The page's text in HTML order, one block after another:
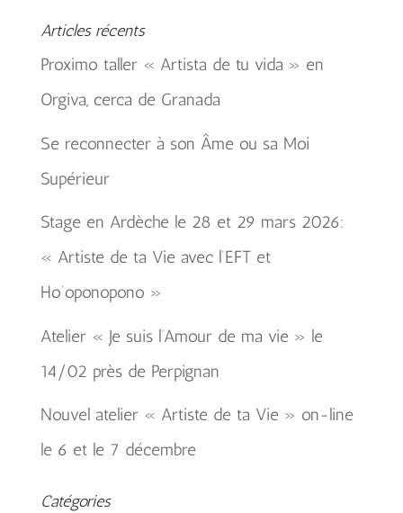
Articles récents
Proximo taller « Artista de tu vida » en
Orgiva, cerca de Granada
Se reconnecter à son Âme ou sa Moi
Supérieur
Stage en Ardèche le 28 et 29 mars 2026:
« Artiste de ta Vie avec l’EFT et
Ho’oponopono »
Atelier « Je suis l’Amour de ma vie » le
14/02 près de Perpignan
Nouvel atelier « Artiste de ta Vie » on-line
le 6 et le 7 décembre
Catégories